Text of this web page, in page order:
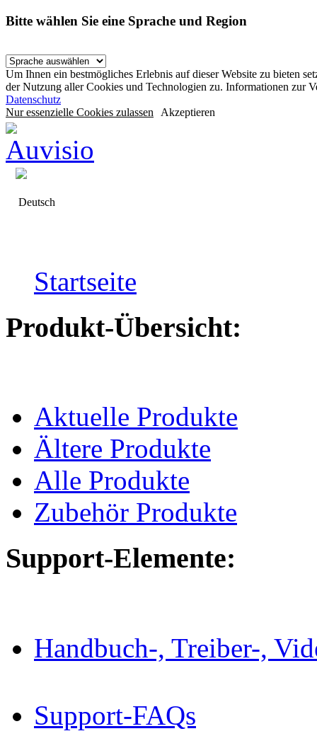
Bitte wählen Sie eine Sprache und Region
Um Ihnen ein bestmögliches Erlebnis auf dieser Website zu bieten
der Nutzung aller Cookies und Technologien zu. Informationen zur
Datenschutz
Nur essenzielle Cookies zulassen Akzeptieren
Deutsch
Startseite
Produkt-Übersicht:
Aktuelle Produkte
Ältere Produkte
Alle Produkte
Zubehör Produkte
Support-Elemente:
Handbuch-, Treiber-,
Support-FAQs